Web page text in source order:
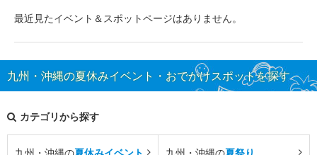
最近見たイベント＆スポットページはありません。
九州・沖縄の夏休みイベント・おでかけスポットを探す
カテゴリから探す
九州・沖縄の夏休みイベント 九州・沖縄の夏祭り